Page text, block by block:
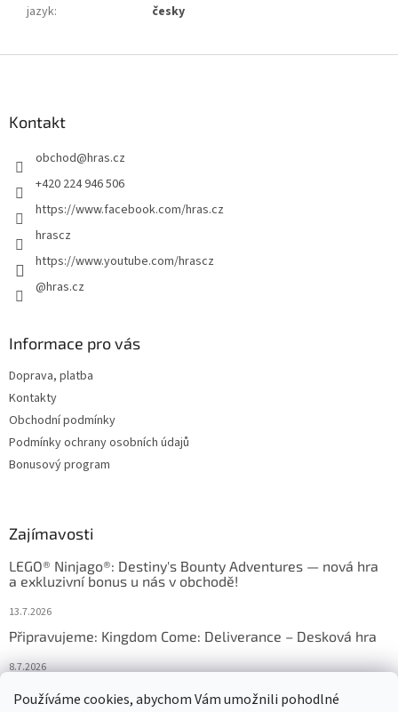
Používáme cookies, abychom Vám umožnili pohodlné
jazyk: česky
Kontakt
obchod@hras.cz
+420 224 946 506
https://www.facebook.com/hras.cz
hrascz
https://www.youtube.com/hrascz
@hras.cz
Informace pro vás
Doprava, platba
Kontakty
Obchodní podmínky
Podmínky ochrany osobních údajů
Bonusový program
Zajímavosti
LEGO® Ninjago®: Destiny's Bounty Adventures — nová hra
a exkluzivní bonus u nás v obchodě!
13.7.2026
Připravujeme: Kingdom Come: Deliverance – Desková hra
8.7.2026
Nejlepší deskové hry: výběr, který frčí v celém Česku